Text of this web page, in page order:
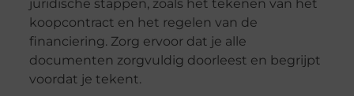
juridische stappen, zoals het tekenen van het
koopcontract en het regelen van de
financiering. Zorg ervoor dat je alle
documenten zorgvuldig doorleest en begrijpt
voordat je tekent.